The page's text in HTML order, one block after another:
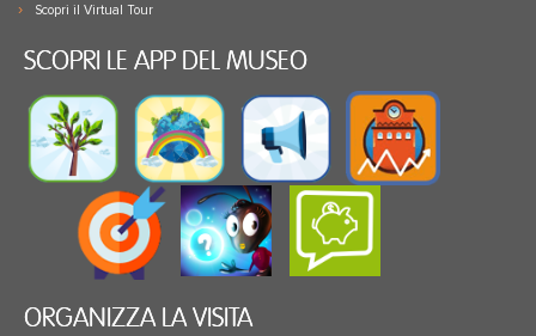
Scopri il Virtual Tour
SCOPRI LE APP DEL MUSEO
ORGANIZZA LA VISITA